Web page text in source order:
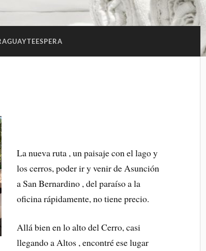
La nueva ruta , un paisaje con el lago y
los cerros, poder ir y venir de Asunción
a San Bernardino , del paraíso a la
oficina rápidamente, no tiene precio.
Allá bien en lo alto del Cerro, casi
llegando a Altos , encontré ese lugar